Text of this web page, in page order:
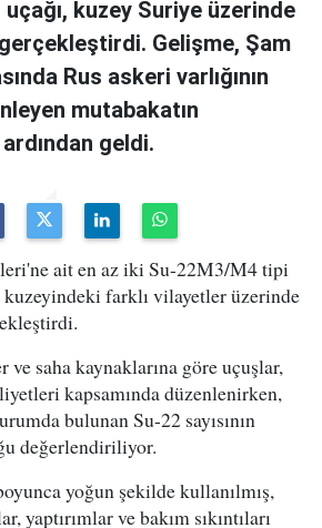
kuzey Suriye üzerinde
Gelişme, Şam
Rus askeri varlığının
mutabakatın
geldi.
ait en az iki Su-22M3/M4 tipi
kuzeyindeki farklı vilayetler üzerinde
ve saha kaynaklarına göre uçuşlar,
kapsamında düzenlenirken,
bulunan Su-22 sayısının
değerlendiriliyor.
yoğun şekilde kullanılmış,
yaptırımlar ve bakım sıkıntıları